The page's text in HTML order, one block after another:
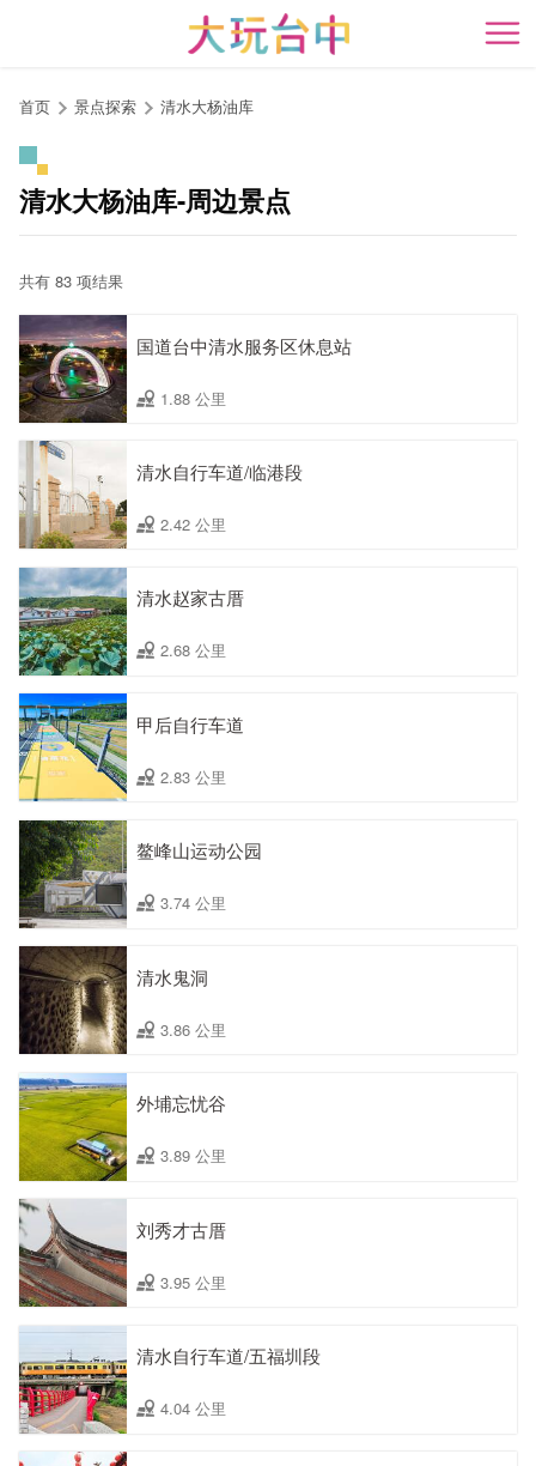
开
首页 景点探索 清水大杨油库
清水大杨油库-周边景点
共有 83 项结果
国道台中清水服务区休息站
1.88 公里
清水自行车道/临港段
2.42 公里
清水赵家古厝
2.68 公里
甲后自行车道
2.83 公里
鳌峰山运动公园
3.74 公里
清水鬼洞
3.86 公里
外埔忘忧谷
3.89 公里
刘秀才古厝
3.95 公里
清水自行车道/五福圳段
4.04 公里